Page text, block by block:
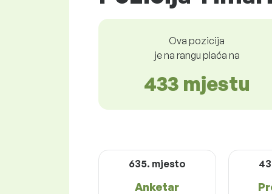
Ova pozicija
je na rangu plaća na
433 mjestu
635. mjesto
Anketar